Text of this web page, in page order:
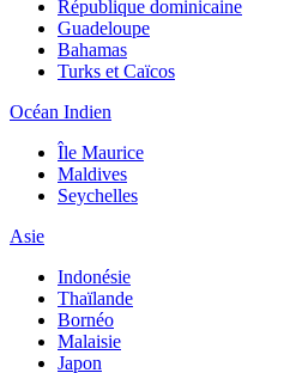
République dominicaine
Guadeloupe
Bahamas
Turks et Caïcos
Océan Indien
Île Maurice
Maldives
Seychelles
Asie
Indonésie
Thaïlande
Bornéo
Malaisie
Japon